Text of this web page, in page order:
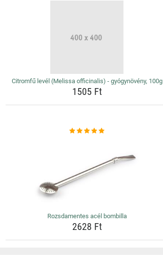
Citromfű levél (Melissa officinalis) - gyógynövény, 100g
1505 Ft
Rozsdamentes acél bombilla
2628 Ft